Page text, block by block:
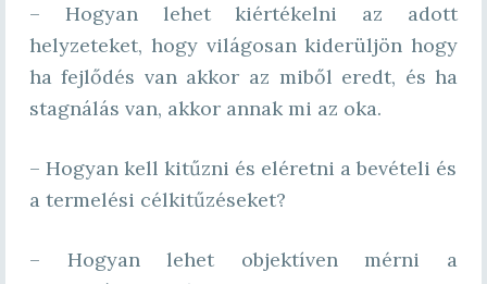
– Hogyan lehet kiértékelni az adott
helyzeteket, hogy világosan kiderüljön hogy
ha fejlődés van akkor az miből eredt, és ha
stagnálás van, akkor annak mi az oka.
– Hogyan kell kitűzni és eléretni a bevételi és
a termelési célkitűzéseket?
– Hogyan lehet objektíven mérni a